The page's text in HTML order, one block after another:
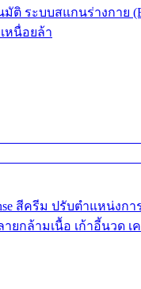
มัติ ระบบสแกนร่างกา
หนื่อยล้า
สีครีม ปรับตำแห
ยกล้ามเนื้อ เก้าอี้นวด เ